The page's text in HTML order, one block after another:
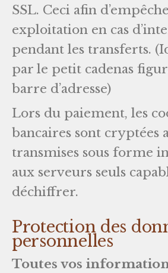
SSL. Ceci afin
exploitation en cas
pendant les transferts.
par le petit cadenas
barre d’adresse)
Lors du paiement, les
bancaires sont cryptées
transmises sous forme
aux serveurs seuls
déchiffrer.
Protection des
personnelles
Toutes vos